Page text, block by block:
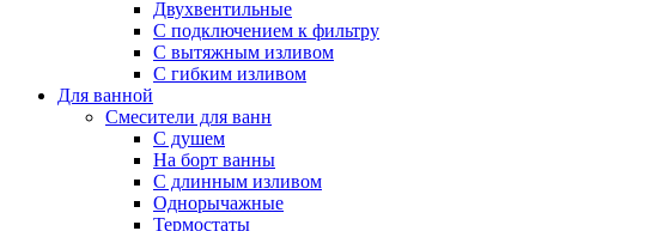
Двухвентильные
С подключением к фильтру
С вытяжным изливом
С гибким изливом
Для ванной
Смесители для ванн
С душем
На борт ванны
С длинным изливом
Однорычажные
Термостаты